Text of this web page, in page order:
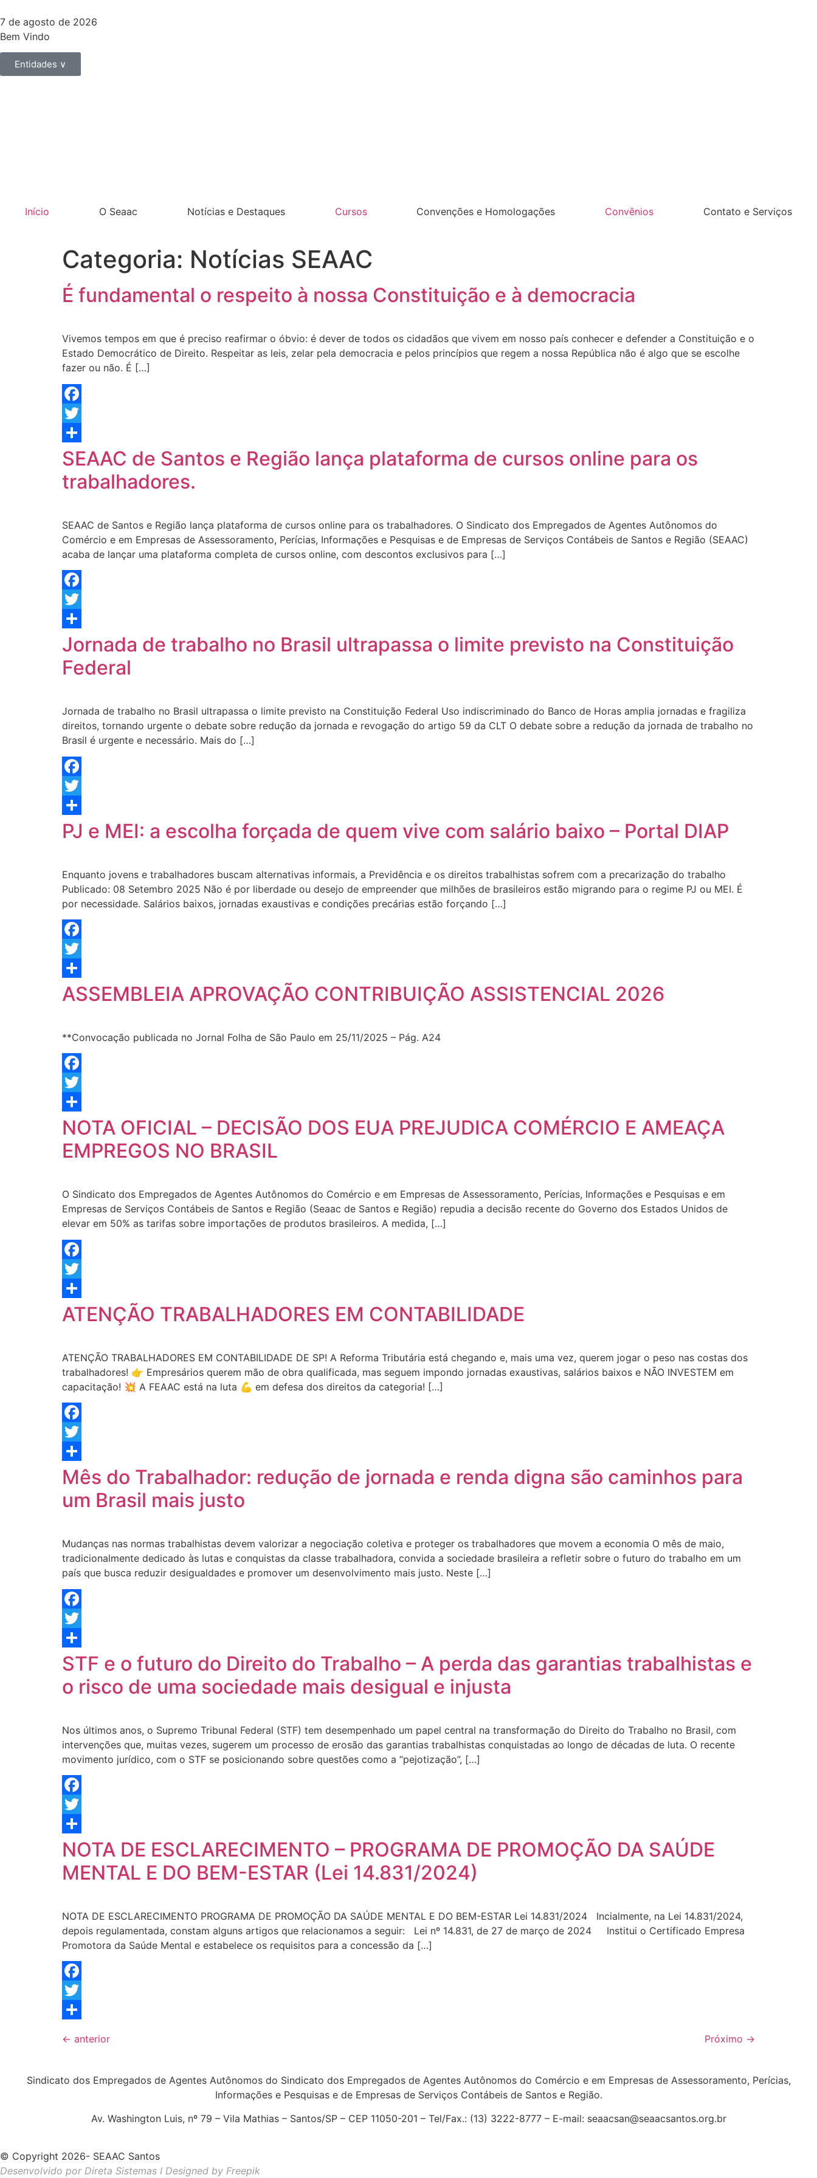
7 de agosto de 2026
Bem Vindo
Entidades ∨
Início O Seaac Notícias e Destaques Cursos Convenções e Homologações Convênios Contato e Serviços
Categoria: Notícias SEAAC
É fundamental o respeito à nossa Constituição e à democracia
Vivemos tempos em que é preciso reafirmar o óbvio: é dever de todos os cidadãos que vivem em nosso país conhecer e defender a Constituição e o
Estado Democrático de Direito. Respeitar as leis, zelar pela democracia e pelos princípios que regem a nossa República não é algo que se escolhe
fazer ou não. É […]
Facebook
Twitter
Share
SEAAC de Santos e Região lança plataforma de cursos online para os
trabalhadores.
SEAAC de Santos e Região lança plataforma de cursos online para os trabalhadores. O Sindicato dos Empregados de Agentes Autônomos do
Comércio e em Empresas de Assessoramento, Perícias, Informações e Pesquisas e de Empresas de Serviços Contábeis de Santos e Região (SEAAC)
acaba de lançar uma plataforma completa de cursos online, com descontos exclusivos para […]
Facebook
Twitter
Share
Jornada de trabalho no Brasil ultrapassa o limite previsto na Constituição
Federal
Jornada de trabalho no Brasil ultrapassa o limite previsto na Constituição Federal Uso indiscriminado do Banco de Horas amplia jornadas e fragiliza
direitos, tornando urgente o debate sobre redução da jornada e revogação do artigo 59 da CLT O debate sobre a redução da jornada de trabalho no
Brasil é urgente e necessário. Mais do […]
Facebook
Twitter
Share
PJ e MEI: a escolha forçada de quem vive com salário baixo – Portal DIAP
Enquanto jovens e trabalhadores buscam alternativas informais, a Previdência e os direitos trabalhistas sofrem com a precarização do trabalho
Publicado: 08 Setembro 2025 Não é por liberdade ou desejo de empreender que milhões de brasileiros estão migrando para o regime PJ ou MEI. É
por necessidade. Salários baixos, jornadas exaustivas e condições precárias estão forçando […]
Facebook
Twitter
Share
ASSEMBLEIA APROVAÇÃO CONTRIBUIÇÃO ASSISTENCIAL 2026
**Convocação publicada no Jornal Folha de São Paulo em 25/11/2025 – Pág. A24
Facebook
Twitter
Share
NOTA OFICIAL – DECISÃO DOS EUA PREJUDICA COMÉRCIO E AMEAÇA
EMPREGOS NO BRASIL
O Sindicato dos Empregados de Agentes Autônomos do Comércio e em Empresas de Assessoramento, Perícias, Informações e Pesquisas e em
Empresas de Serviços Contábeis de Santos e Região (Seaac de Santos e Região) repudia a decisão recente do Governo dos Estados Unidos de
elevar em 50% as tarifas sobre importações de produtos brasileiros. A medida, […]
Facebook
Twitter
Share
ATENÇÃO TRABALHADORES EM CONTABILIDADE
ATENÇÃO TRABALHADORES EM CONTABILIDADE DE SP! A Reforma Tributária está chegando e, mais uma vez, querem jogar o peso nas costas dos
trabalhadores! 👉 Empresários querem mão de obra qualificada, mas seguem impondo jornadas exaustivas, salários baixos e NÃO INVESTEM em
capacitação! 💥 A FEAAC está na luta 💪 em defesa dos direitos da categoria! […]
Facebook
Twitter
Share
Mês do Trabalhador: redução de jornada e renda digna são caminhos para
um Brasil mais justo
Mudanças nas normas trabalhistas devem valorizar a negociação coletiva e proteger os trabalhadores que movem a economia O mês de maio,
tradicionalmente dedicado às lutas e conquistas da classe trabalhadora, convida a sociedade brasileira a refletir sobre o futuro do trabalho em um
país que busca reduzir desigualdades e promover um desenvolvimento mais justo. Neste […]
Facebook
Twitter
Share
STF e o futuro do Direito do Trabalho – A perda das garantias trabalhistas e
o risco de uma sociedade mais desigual e injusta
Nos últimos anos, o Supremo Tribunal Federal (STF) tem desempenhado um papel central na transformação do Direito do Trabalho no Brasil, com
intervenções que, muitas vezes, sugerem um processo de erosão das garantias trabalhistas conquistadas ao longo de décadas de luta. O recente
movimento jurídico, com o STF se posicionando sobre questões como a “pejotização”, […]
Facebook
Twitter
Share
NOTA DE ESCLARECIMENTO – PROGRAMA DE PROMOÇÃO DA SAÚDE
MENTAL E DO BEM-ESTAR (Lei 14.831/2024)
NOTA DE ESCLARECIMENTO PROGRAMA DE PROMOÇÃO DA SAÚDE MENTAL E DO BEM-ESTAR Lei 14.831/2024 Incialmente, na Lei 14.831/2024,
depois regulamentada, constam alguns artigos que relacionamos a seguir: Lei nº 14.831, de 27 de março de 2024 Institui o Certificado Empresa
Promotora da Saúde Mental e estabelece os requisitos para a concessão da […]
Facebook
Twitter
← anterior Próximo →
Sindicato dos Empregados de Agentes Autônomos do Sindicato dos Empregados de Agentes Autônomos do Comércio e em Empresas de Assessoramento, Perícias,
Informações e Pesquisas e de Empresas de Serviços Contábeis de Santos e Região.
Av. Washington Luis, nº 79 – Vila Mathias – Santos/SP – CEP 11050-201 – Tel/Fax.: (13) 3222-8777 – E-mail: seaacsan@seaacsantos.org.br
© Copyright 2026- SEAAC Santos
Desenvolvido por Direta Sistemas I Designed by Freepik